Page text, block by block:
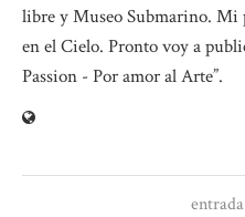
libre y Museo Submarino. Mi
en el Cielo. Pronto voy a
Passion - Por amor al Arte”.